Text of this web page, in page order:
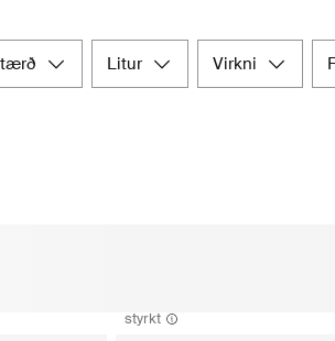
stærð litur virkni
styrkt